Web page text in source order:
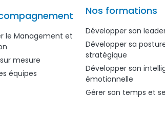
le Management et
mesure
équipes
Nos formations
Développer son
Développer sa
stratégique
Développer son
émotionnelle
Gérer son temps et